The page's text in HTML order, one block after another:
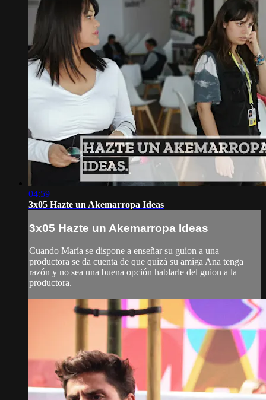
04:59
3x05 Hazte un Akemarropa Ideas
3x05 Hazte un Akemarropa Ideas
Cuando María se dispone a enseñar su guion a una
productora se da cuenta de que quizá su amiga Ana tenga
razón y no sea una buena opción hablarle del guion a la
productora.